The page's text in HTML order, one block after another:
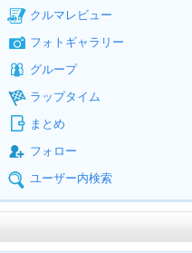
クルマレビュー
フォトギャラリー
グループ
ラップタイム
まとめ
フォロー
ユーザー内検索